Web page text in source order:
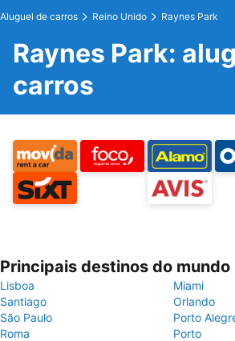
Aluguel de carros Reino Unido Raynes Park
Raynes Park:
carros
Principais destinos do mundo
Lisboa
Miami
Santiago
Orlando
São Paulo
Porto
Roma
Porto